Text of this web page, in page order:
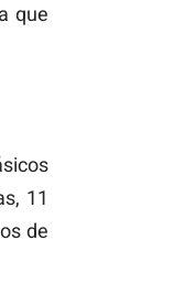
que
11
de